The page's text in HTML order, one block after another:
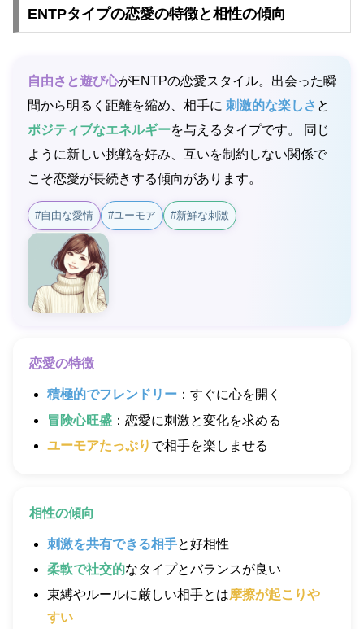
ENTPタイプの恋愛の特徴と相性の傾向
自由さと遊び心がENTPの恋愛スタイル。出会った瞬
間から明るく距離を縮め、相手に 刺激的な楽しさ と
ポジティブなエネルギーを与えるタイプです。 同じ
ように新しい挑戦を好み、互いを制約しない関係で
こそ恋愛が長続きする傾向があります。
#自由な愛情 #ユーモア #新鮮な刺激
恋愛の特徴
積極的でフレンドリー：すぐに心を開く
冒険心旺盛：恋愛に刺激と変化を求める
ユーモアたっぷり で相手を楽しませる
相性の傾向
刺激を共有できる相手と好相性
柔軟で社交的なタイプとバランスが良い
束縛やルールに厳しい相手とは摩擦が起こりや
すい